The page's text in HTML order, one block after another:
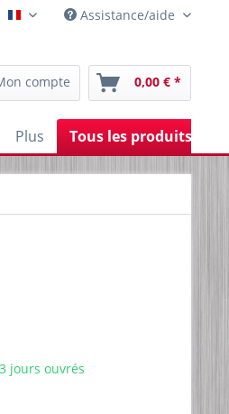
FranzoesischAssistance/aide
compte 0,00 € *
Plus Tous les produits
jours ouvrés